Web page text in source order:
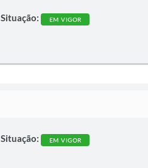
Situação: EM VIGOR
Situação: EM VIGOR